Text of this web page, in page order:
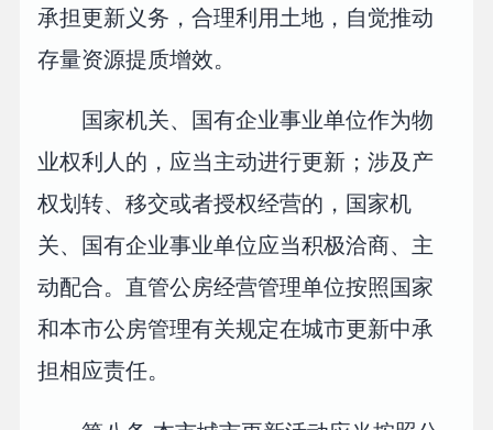
承担更新义务，合理利用土地，自觉推动
存量资源提质增效。
国家机关、国有企业事业单位作为物
业权利人的，应当主动进行更新；涉及产
权划转、移交或者授权经营的，国家机
关、国有企业事业单位应当积极洽商、主
动配合。直管公房经营管理单位按照国家
和本市公房管理有关规定在城市更新中承
担相应责任。